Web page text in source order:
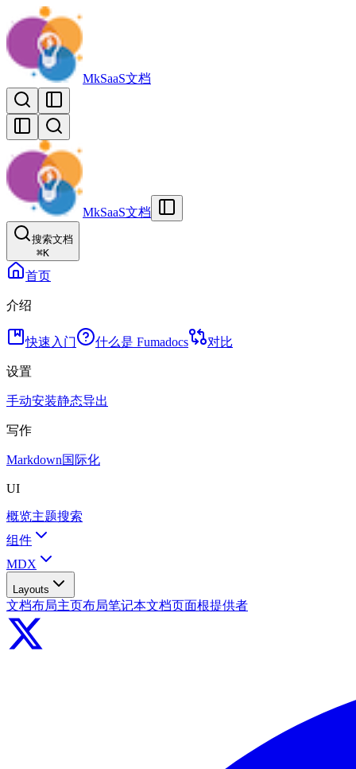
MkSaaS文档
MkSaaS文档
搜索文档
⌘K
首页
介绍
快速入门 什么是 Fumadocs 对比
设置
手动安装静态导出
写作
Markdown国际化
UI
概览主题搜索
组件
MDX
Layouts
文档布局主页布局笔记本文档页面根提供者